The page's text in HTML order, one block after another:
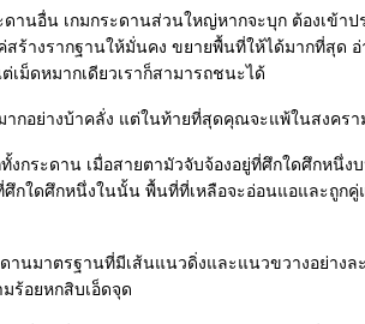
านอื่น เกมกระดานส่วนใหญ่หากจะบุก ต้องเข้า
ร้างรากฐานให้มั่นคง ขยายพื้นที่ให้ได้มากที่สุด
เม็ดหมากเดียวเราก็สามารถชนะได้
กอย่างบ้าคลั่ง แต่ในท้ายที่สุดคุณจะแพ้ในสงครา
งกระดาน เมื่อสายตามัวจับจ้องอยู่ที่ศึกใดศึกหนึ่ง
กใดศึกหนึ่งในนั้น พื้นที่ที่เหลือจะอ่อนแอและถูกคู่
านมาตรฐานที่มีเส้นแนวดิ่งและแนวขวางอย่างล
ร้อยหกสิบเอ็ดจุด